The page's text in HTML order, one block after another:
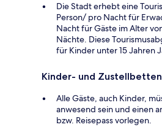
Die Stadt erhebt eine
Person/ pro Nacht für
Nacht für Gäste im Alter
Nächte. Diese
für Kinder unter 15 Jahren
Kinder- und Zustellbetten
Alle Gäste, auch Kinder,
anwesend sein und einen
bzw. Reisepass vorlegen.